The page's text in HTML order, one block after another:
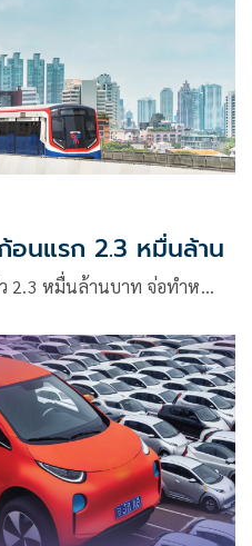
อนแรก 2.3 หมื่นล้าน
2.3 หมื่นล้านบาท จ่อทำห…